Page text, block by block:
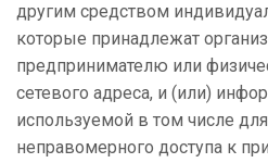
другим средством
которые принадлежат
предпринимателю или
сетевого адреса, и (или)
используемой в том числе
неправомерного доступа к